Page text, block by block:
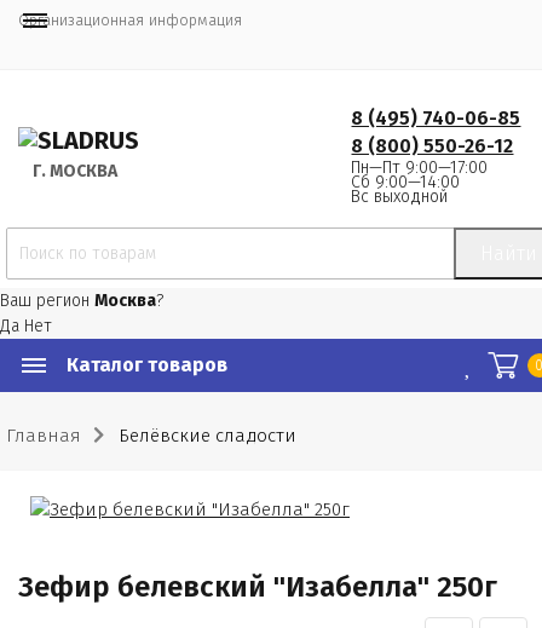
Организационная информация
Г. МОСКВА
8 (495) 740-06-85
8 (800) 550-26-12
Пн—Пт 9:00—17:00
Сб 9:00—14:00
Вс выходной
Ваш регион Москва?
Да Нет
Каталог товаров
Главная Белёвские сладости
Зефир белевский "Изабелла" 250г